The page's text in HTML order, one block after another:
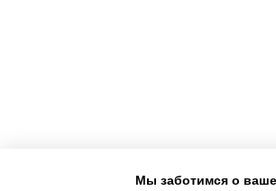
Мы заботимся о